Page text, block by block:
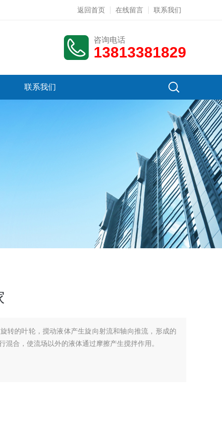
返回首页 在线留言 联系我们
咨询电话
13813381829
联系我们
转的叶轮，搅动液体产生旋向射流和轴向推流，形成的
合，使流场以外的液体通过摩擦产生搅拌作用。